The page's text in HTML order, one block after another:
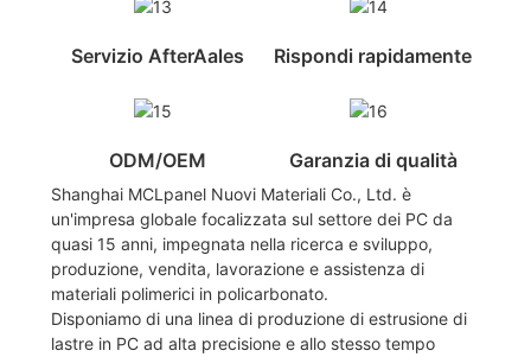
Servizio AfterAales Rispondi rapidamente
ODM/OEM Garanzia di qualità
Shanghai MCLpanel Nuovi Materiali Co., Ltd. è
un'impresa globale focalizzata sul settore dei PC da
quasi 15 anni, impegnata nella ricerca e sviluppo,
produzione, vendita, lavorazione e assistenza di
materiali polimerici in policarbonato.
Disponiamo di una linea di produzione di estrusione di
lastre in PC ad alta precisione e allo stesso tempo